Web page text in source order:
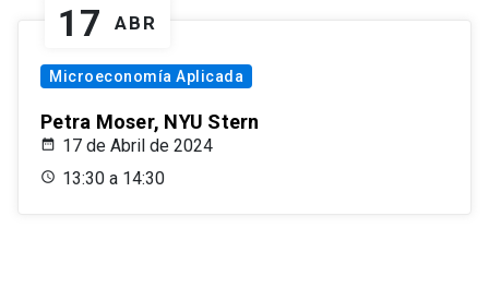
17 ABR
Microeconomía Aplicada
Petra Moser, NYU Stern
17 de Abril de 2024
13:30 a 14:30